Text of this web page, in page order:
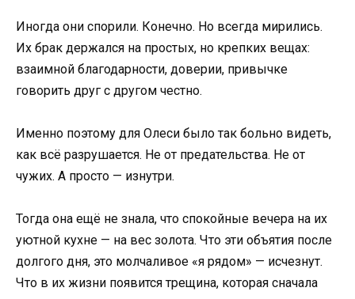
Иногда они спорили. Конечно. Но всегда мирились.
Их брак держался на простых, но крепких вещах:
взаимной благодарности, доверии, привычке
говорить друг с другом честно.
Именно поэтому для Олеси было так больно видеть,
как всё разрушается. Не от предательства. Не от
чужих. А просто — изнутри.
Тогда она ещё не знала, что спокойные вечера на их
уютной кухне — на вес золота. Что эти объятия после
долгого дня, это молчаливое «я рядом» — исчезнут.
Что в их жизни появится трещина, которая сначала